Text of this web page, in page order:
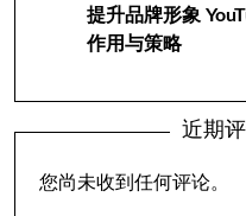
提升品牌形象
作用与策略
近期
您尚未收到任何评论。